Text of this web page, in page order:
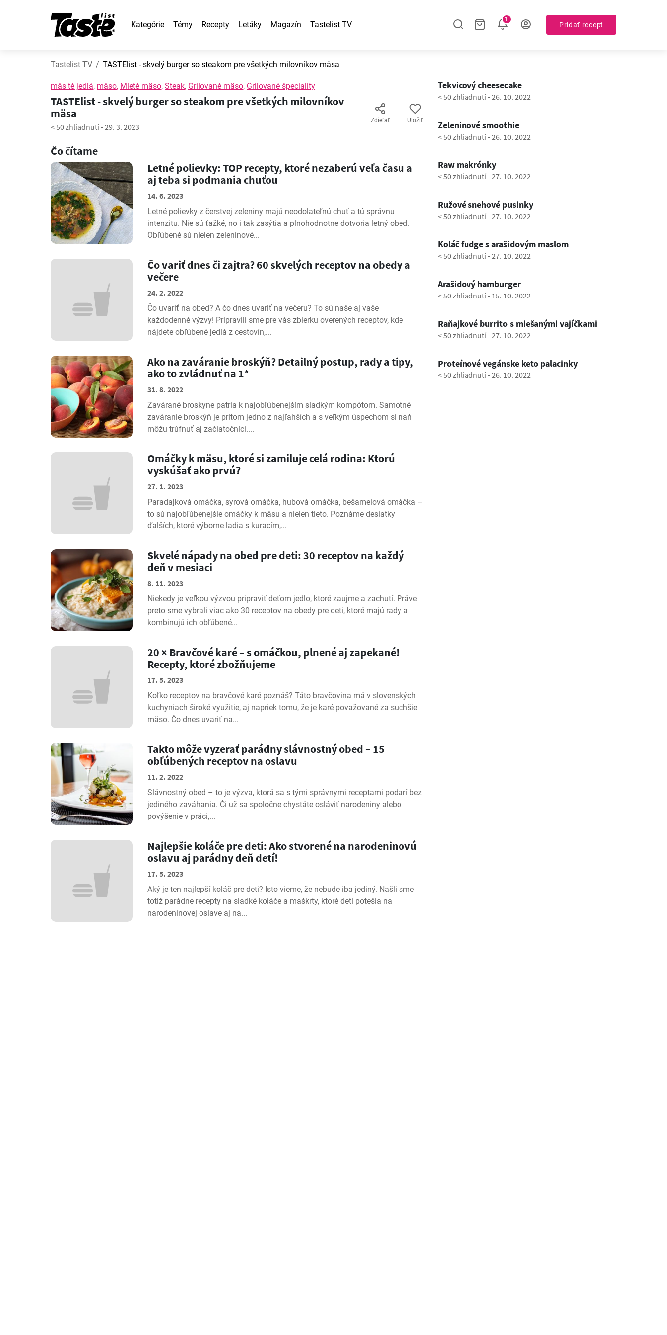
Kategórie Témy Recepty Letáky Magazín Tastelist TV
1
Pridať recept
Tastelist TV TASTElist - skvelý burger so steakom pre všetkých milovníkov mäsa
mäsité jedlá, mäso, Mleté mäso, Steak, Grilované mäso, Grilované špeciality
TASTElist - skvelý burger so steakom pre všetkých milovníkov
mäsa
< 50 zhliadnutí-29. 3. 2023
Zdieľať Uložiť
Čo čítame
Letné polievky: TOP recepty, ktoré nezaberú veľa času a
aj teba si podmania chuťou
14. 6. 2023
Letné polievky z čerstvej zeleniny majú neodolateľnú chuť a tú správnu
intenzitu. Nie sú ťažké, no i tak zasýtia a plnohodnotne dotvoria letný obed.
Obľúbené sú nielen zeleninové...
Čo variť dnes či zajtra? 60 skvelých receptov na obedy a
večere
24. 2. 2022
Čo uvariť na obed? A čo dnes uvariť na večeru? To sú naše aj vaše
každodenné výzvy! Pripravili sme pre vás zbierku overených receptov, kde
nájdete obľúbené jedlá z cestovín,...
Ako na zaváranie broskýň? Detailný postup, rady a tipy,
ako to zvládnuť na 1*
31. 8. 2022
Zavárané broskyne patria k najobľúbenejším sladkým kompótom. Samotné
zaváranie broskýň je pritom jedno z najľahších a s veľkým úspechom si naň
môžu trúfnuť aj začiatočníci....
Omáčky k mäsu, ktoré si zamiluje celá rodina: Ktorú
vyskúšať ako prvú?
27. 1. 2023
Paradajková omáčka, syrová omáčka, hubová omáčka, bešamelová omáčka –
to sú najobľúbenejšie omáčky k mäsu a nielen tieto. Poznáme desiatky
ďalších, ktoré výborne ladia s kuracím,...
Skvelé nápady na obed pre deti: 30 receptov na každý
deň v mesiaci
8. 11. 2023
Niekedy je veľkou výzvou pripraviť deťom jedlo, ktoré zaujme a zachutí. Práve
preto sme vybrali viac ako 30 receptov na obedy pre deti, ktoré majú rady a
kombinujú ich obľúbené...
20 × Bravčové karé – s omáčkou, plnené aj zapekané!
Recepty, ktoré zbožňujeme
17. 5. 2023
Koľko receptov na bravčové karé poznáš? Táto bravčovina má v slovenských
kuchyniach široké využitie, aj napriek tomu, že je karé považované za suchšie
mäso. Čo dnes uvariť na...
Takto môže vyzerať parádny slávnostný obed – 15
obľúbených receptov na oslavu
11. 2. 2022
Slávnostný obed – to je výzva, ktorá sa s tými správnymi receptami podarí bez
jediného zaváhania. Či už sa spoločne chystáte osláviť narodeniny alebo
povýšenie v práci,...
Najlepšie koláče pre deti: Ako stvorené na narodeninovú
oslavu aj parádny deň detí!
17. 5. 2023
Aký je ten najlepší koláč pre deti? Isto vieme, že nebude iba jediný. Našli sme
totiž parádne recepty na sladké koláče a maškrty, ktoré deti potešia na
narodeninovej oslave aj na...
Tekvicový cheesecake
< 50 zhliadnutí-26. 10. 2022
Zeleninové smoothie
< 50 zhliadnutí-26. 10. 2022
Raw makrónky
< 50 zhliadnutí-27. 10. 2022
Ružové snehové pusinky
< 50 zhliadnutí-27. 10. 2022
Koláč fudge s arašidovým maslom
< 50 zhliadnutí-27. 10. 2022
Arašidový hamburger
< 50 zhliadnutí- 15. 10. 2022
Raňajkové burrito s miešanými vajíčkami
< 50 zhliadnutí-27. 10. 2022
Proteínové vegánske keto palacinky
< 50 zhliadnutí-26. 10. 2022